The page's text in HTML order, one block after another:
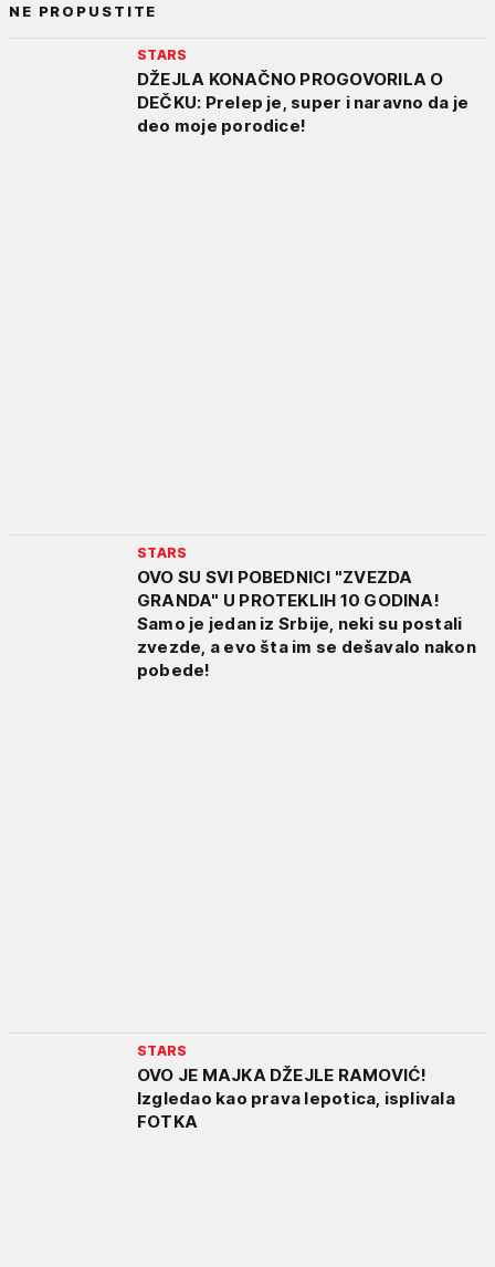
NE PROPUSTITE
STARS
DŽEJLA KONAČNO PROGOVORILA O
DEČKU: Prelep je, super i naravno da je
deo moje porodice!
STARS
OVO SU SVI POBEDNICI "ZVEZDA
GRANDA" U PROTEKLIH 10 GODINA!
Samo je jedan iz Srbije, neki su postali
zvezde, a evo šta im se dešavalo nakon
pobede!
STARS
OVO JE MAJKA DŽEJLE RAMOVIĆ!
Izgledao kao prava lepotica, isplivala
FOTKA